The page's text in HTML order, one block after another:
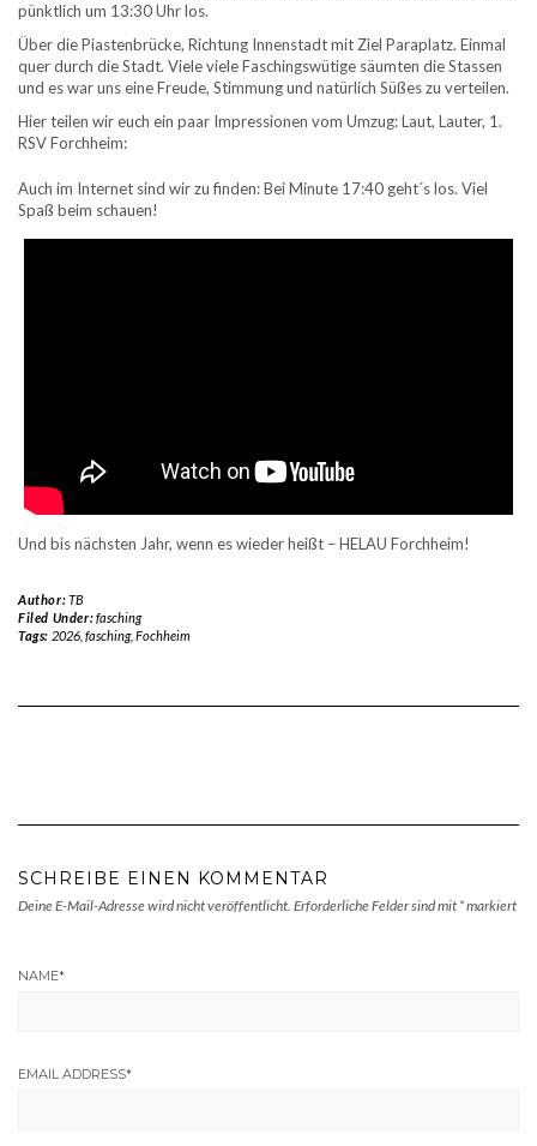
pünktlich um 13:30 Uhr los.
Über die Piastenbrücke, Richtung Innenstadt mit Ziel Paraplatz. Einmal
quer durch die Stadt. Viele viele Faschingswütige säumten die Stassen
und es war uns eine Freude, Stimmung und natürlich Süßes zu verteilen.
Hier teilen wir euch ein paar Impressionen vom Umzug: Laut, Lauter, 1.
RSV Forchheim:
Auch im Internet sind wir zu finden: Bei Minute 17:40 geht´s los. Viel
Spaß beim schauen!
Und bis nächsten Jahr, wenn es wieder heißt – HELAU Forchheim!
Author:TB
Filed Under:fasching
Tags: 2026, fasching, Fochheim
SCHREIBE EINEN KOMMENTAR
Deine E-Mail-Adresse wird nicht veröffentlicht. Erforderliche Felder sind mit *markiert
NAME*
EMAIL ADDRESS*